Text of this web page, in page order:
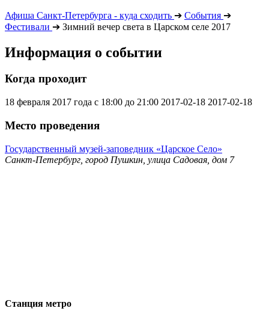
Афиша Санкт-Петербурга - куда сходить ➔ События ➔
Фестивали ➔ Зимний вечер света в Царском селе 2017
Информация о событии
Когда проходит
18 февраля 2017 года с 18:00 до 21:00 2017-02-18 2017-02-18
Место проведения
Государственный музей-заповедник «Царское Село»
Санкт-Петербург, город Пушкин, улица Садовая, дом 7
Станция метро